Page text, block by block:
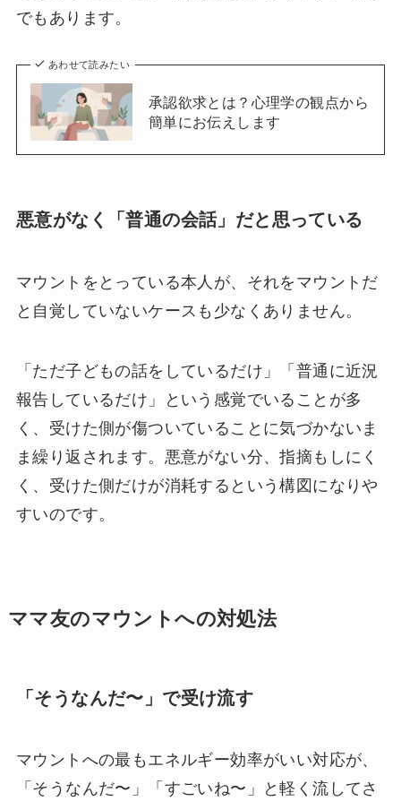
でもあります。
あわせて読みたい
承認欲求とは？心理学の観点から
簡単にお伝えします
悪意がなく「普通の会話」だと思っている
マウントをとっている本人が、それをマウントだ
と自覚していないケースも少なくありません。
「ただ子どもの話をしているだけ」「普通に近況
報告しているだけ」という感覚でいることが多
く、受けた側が傷ついていることに気づかないま
ま繰り返されます。悪意がない分、指摘もしにく
く、受けた側だけが消耗するという構図になりや
すいのです。
ママ友のマウントへの対処法
「そうなんだ〜」で受け流す
マウントへの最もエネルギー効率がいい対応が、
「そうなんだ〜」「すごいね〜」と軽く流してさ